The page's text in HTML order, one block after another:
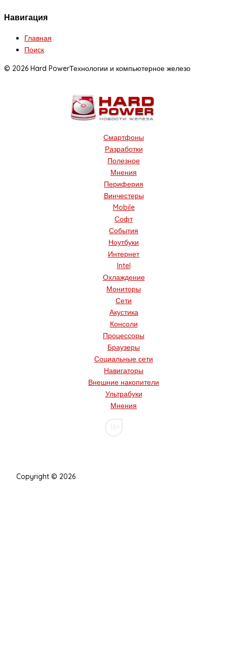
Навигация
Главная
Поиск
© 2026 Hard PowerТехнологии и компьютерное железо
Смартфоны
Разработки
Полезное
Мнения
Периферия
Винчестеры
Mobile
Софт
События
Ноутбуки
Интернет
Intel
Охлаждение
Мониторы
Сети
Акустика
Консоли
Процессоры
Браузеры
Социальные сети
Навигаторы
Внешние накопители
Ультрабуки
Мнения
Copyright © 2026